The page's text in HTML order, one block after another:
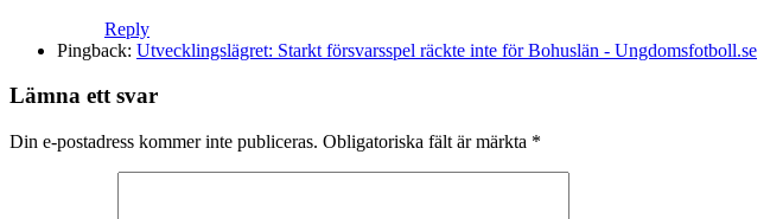
Reply
Pingback: Utvecklingslägret: Starkt försvarsspel räckte inte för Bohuslän - Ungdomsfotboll.se
Lämna ett svar
Din e-postadress kommer inte publiceras. Obligatoriska fält är märkta *